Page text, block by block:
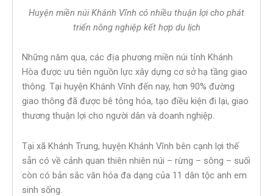
Huyện miền núi Khánh Vĩnh có nhiều thuận lợi cho phát
triển nông nghiệp kết hợp du lịch
Những năm qua, các địa phương miền núi tỉnh Khánh
Hòa được ưu tiên nguồn lực xây dựng cơ sở hạ tầng giao
thông. Tại huyện Khánh Vĩnh đến nay, hơn 90% đường
giao thông đã được bê tông hóa, tạo điều kiện đi lại, giao
thương thuận lợi cho người dân và doanh nghiệp.
Tại xã Khánh Trung, huyện Khánh Vĩnh bên cạnh lợi thế
sẵn có về cảnh quan thiên nhiên núi – rừng – sông – suối
còn có bản sắc văn hóa đa dạng của 11 dân tộc anh em
sinh sống.